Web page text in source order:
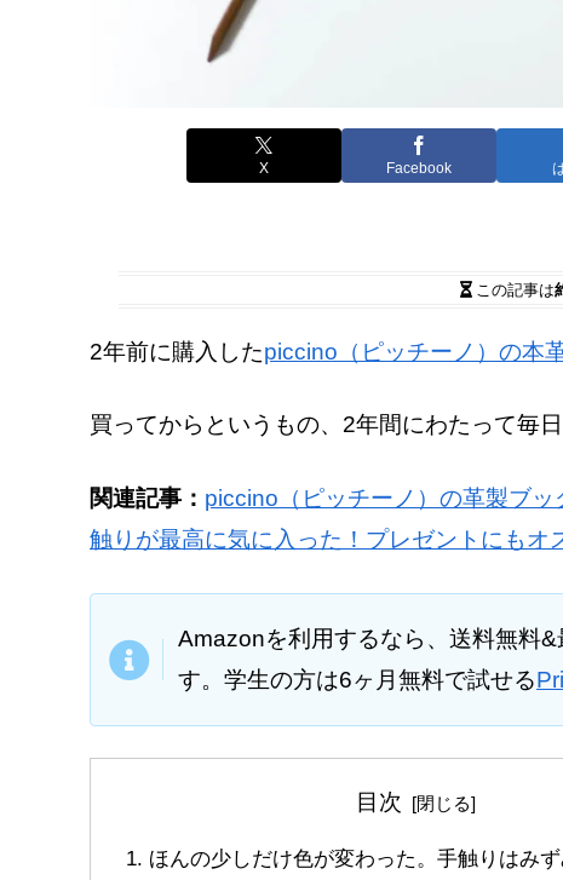
X Facebook
この記事は
2年前に購入したpiccino（ピッチーノ）の本
買ってからというもの、2年間にわたって毎
関連記事： piccino（ピッチーノ）の革製ブ
触りが最高に気に入った！プレゼントにもオ
Amazonを利用するなら、送料無料&
す。学生の方は6ヶ月無料で試せる
目次
ほんの少しだけ色が変わった。手触りはみず